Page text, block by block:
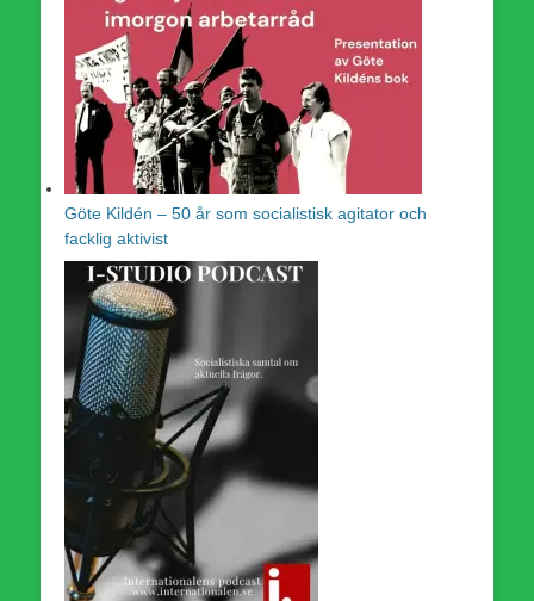
Göte Kildén – 50 år som socialistisk agitator och
facklig aktivist